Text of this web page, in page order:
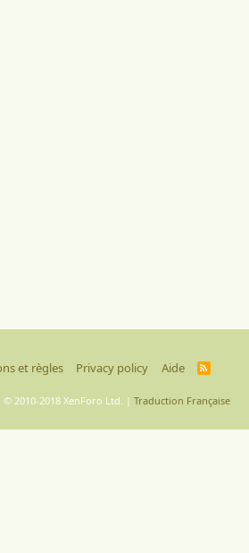
et règles Privacy policy Aide
R
© 2010-2018 XenForo Ltd. | Traduction Française